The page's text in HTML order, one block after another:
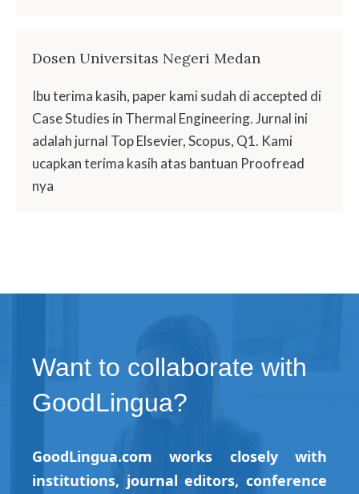
Dosen Universitas Negeri Medan
Ibu terima kasih, paper kami sudah di accepted di
Case Studies in Thermal Engineering. Jurnal ini
adalah jurnal Top Elsevier, Scopus, Q1. Kami
ucapkan terima kasih atas bantuan Proofread
nya
Want to collaborate with
GoodLingua?
GoodLingua.com works closely with
institutions, journal editors, conference